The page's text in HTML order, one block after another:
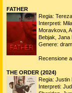
FATHER
Regia:
Interpreti:
Moravkova,
Bebjak, Jana
Genere:
Recensione
THE ORDER (2024)
Regia: Justin
Interpreti: